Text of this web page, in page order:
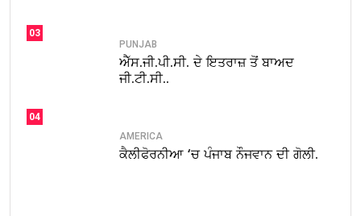
03
PUNJAB
ਐੱਸ.ਜੀ.ਪੀ.ਸੀ. ਦੇ ਇਤਰਾਜ਼ ਤੋਂ ਬਾਅਦ
ਜੀ.ਟੀ.ਸੀ..
04
AMERICA
ਕੈਲੀਫੋਰਨੀਆ ‘ਚ ਪੰਜਾਬ ਨੌਜਵਾਨ ਦੀ ਗੋਲੀ.